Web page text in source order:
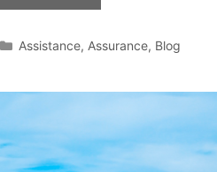
Catégories
Assistance, Assurance, Blog